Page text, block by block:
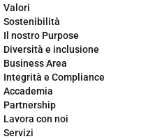
Valori
Sostenibilità
Il nostro Purpose
Diversità e inclusione
Business Area
Integrità e Compliance
Accademia
Partnership
Lavora con noi
Servizi